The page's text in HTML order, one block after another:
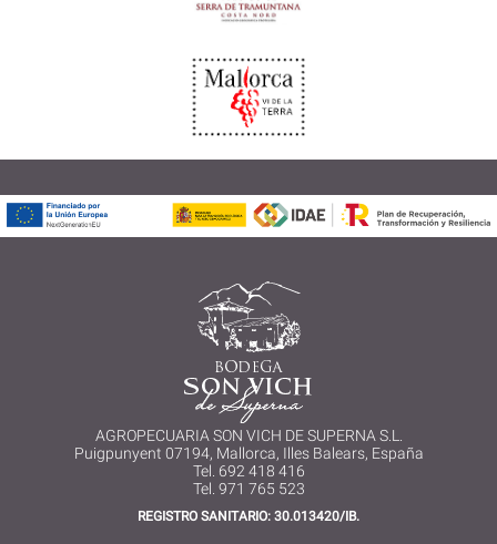
AGROPECUARIA SON VICH DE SUPERNA S.L.
Puigpunyent 07194, Mallorca, Illes Balears, España
Tel. 692 418 416
Tel. 971 765 523
REGISTRO SANITARIO: 30.013420/IB.